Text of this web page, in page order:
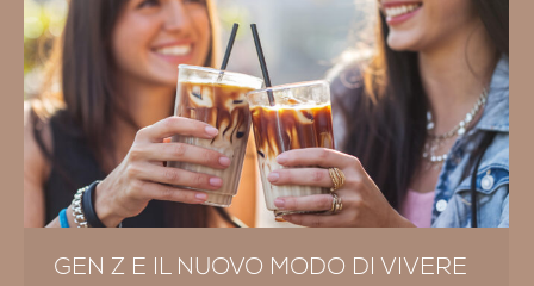
GEN Z E IL NUOVO MODO DI VIVERE